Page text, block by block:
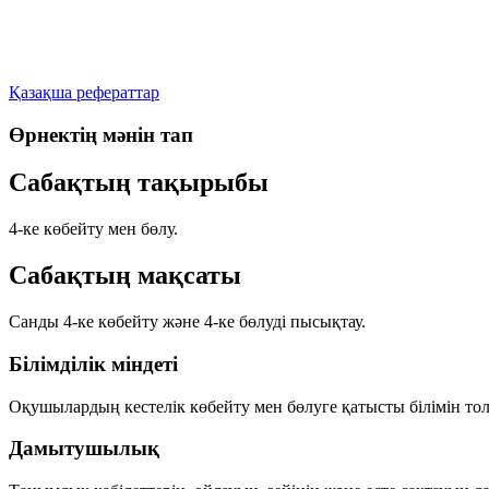
Қазақша рефераттар
Өрнектің мәнін тап
Сабақтың тақырыбы
4-ке көбейту мен бөлу.
Сабақтың мақсаты
Санды 4-ке көбейту және 4-ке бөлуді пысықтау.
Білімділік міндеті
Оқушылардың кестелік көбейту мен бөлуге қатысты білімін
Дамытушылық